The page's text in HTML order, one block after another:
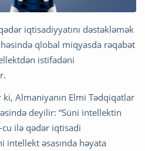
iqtisadiyyatını dəstəkləmək
qlobal miqyasda rəqabət
istifadəni
Almaniyanın Elmi Tədqiqatlar
deyilir: “Süni intellektin
cu ilə qədər iqtisadi
intellekt əsasında həyata